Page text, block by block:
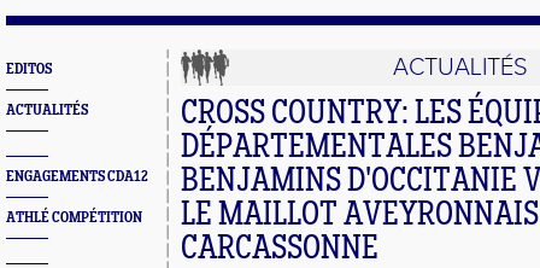
EDITOS
ACTUALITÉS
ENGAGEMENTS CDA12
ATHLÉ COMPÉTITION
ACTUALITÉS
CROSS COUNTRY: LES
DÉPARTEMENTALES
BENJAMINS D'OCCITANIE
LE MAILLOT
CARCASSONNE